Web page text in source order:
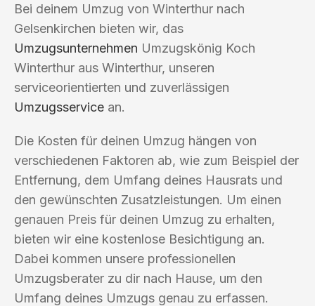
Bei deinem Umzug von Winterthur nach
Gelsenkirchen bieten wir, das
Umzugsunternehmen Umzugskönig Koch
Winterthur aus Winterthur, unseren
serviceorientierten und zuverlässigen
Umzugsservice an.
Die Kosten für deinen Umzug hängen von
verschiedenen Faktoren ab, wie zum Beispiel der
Entfernung, dem Umfang deines Hausrats und
den gewünschten Zusatzleistungen. Um einen
genauen Preis für deinen Umzug zu erhalten,
bieten wir eine kostenlose Besichtigung an.
Dabei kommen unsere professionellen
Umzugsberater zu dir nach Hause, um den
Umfang deines Umzugs genau zu erfassen.